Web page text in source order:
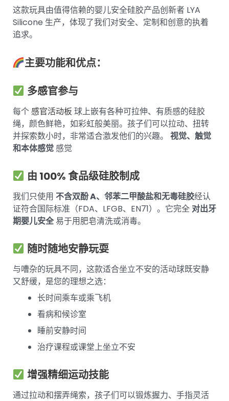
这款玩具由值得信赖的婴儿安全硅胶产品创新者 LYA
Silicone 生产，体现了我们对安全、定制和创意的执着
追求。
主要功能和优点：
多感官参与
每个感官活动板 球上嵌有各种可拉伸、有质感的硅胶
绳，颜色鲜艳，如彩虹般美丽。孩子们可以拉动、扭转
并探索数小时，非常适合激发他们的兴趣。 视觉、触觉
和本体感觉 感觉
由 100% 食品级硅胶制成
我们只使用 不含双酚 A、邻苯二甲酸盐和无毒硅胶经认
证符合国际标准（FDA、LFGB、EN71）。它完全 对出牙
期婴儿安全易于用肥皂清洗或消毒。
随时随地安静玩耍
与嘈杂的玩具不同，这款适合坐立不安的活动球既安静
又舒缓，是您的理想之选：
长时间乘车或乘飞机
看病和候诊室
睡前安静时间
治疗课程或课堂上坐立不安
增强精细运动技能
通过拉动和摆弄绳索，孩子们可以锻炼握力、手指灵活